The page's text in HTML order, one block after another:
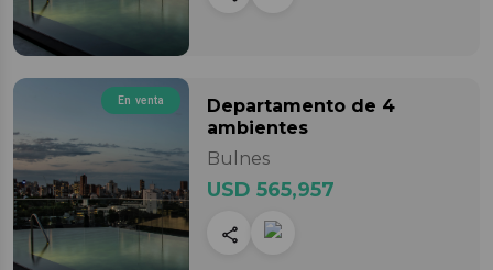
En venta Departamento de 4
ambientes
Bulnes
USD 565,957